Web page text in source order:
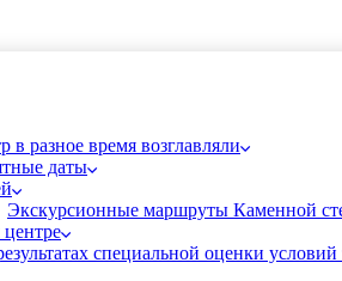
в разное время возглавляли
даты
Экскурсионные маршруты Каменной
специальной оценки условий